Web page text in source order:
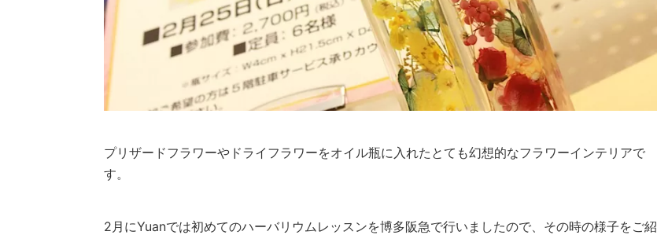
プリザードフラワーやドライフラワーをオイル瓶に入れたとても幻想的なフラワーインテリアで
す。
2月にYuanでは初めてのハーバリウムレッスンを博多阪急で行いましたので、その時の様子をご紹